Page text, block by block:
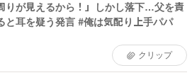
りが見えるから！」しかし落下…父を責
と耳を疑う発言 #俺は気配り上手パパ
クリップ